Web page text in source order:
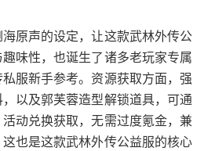
原声的设定，让这款武林外传公
味性，也诞生了诸多老玩家专属
服新手参考。资源获取方面，强
以及郭芙蓉造型解锁道具，可通
动兑换获取，无需过度氪金，兼
也是这款武林外传公益服的核心